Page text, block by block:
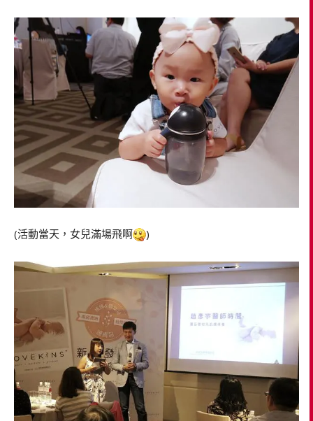
(活動當天，女兒滿場飛啊 )